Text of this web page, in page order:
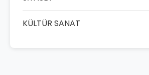
KÜLTÜR SANAT